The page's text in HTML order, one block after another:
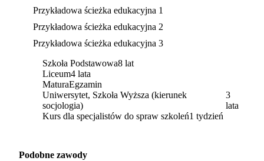
Przykładowa ścieżka edukacyjna 1
Przykładowa ścieżka edukacyjna 2
Przykładowa ścieżka edukacyjna 3
Szkoła Podstawowa8 lat
Liceum4 lata
MaturaEgzamin
Uniwersytet, Szkoła Wyższa (kierunek
socjologia)
3
lata
Kurs dla specjalistów do spraw szkoleń1 tydzień
Podobne zawody